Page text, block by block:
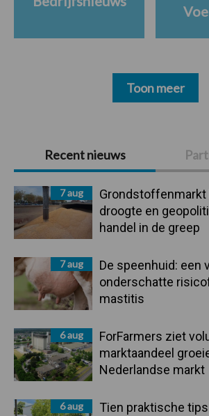
Primaire
Sidebar
Recent nieuws
7 aug
Grondstoffenmarkt
droogte en
handel in de greep
7 aug
De speenhuid: een
onderschatte
mastitis
6 aug
ForFarmers ziet
marktaandeel
Nederlandse markt
6 aug
Tien praktische
Toon meer